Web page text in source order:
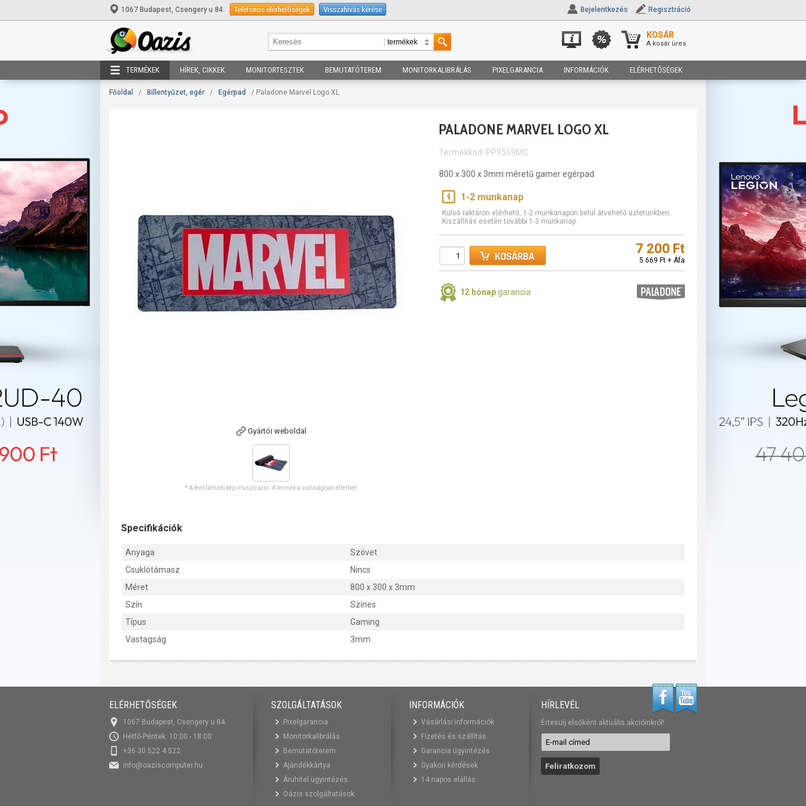
1067 Budapest, Csengery u 84. Telefonos elérhetőségek Visszahívás kérése Bejelentkezés Regisztráció
KOSÁR
A kosár üres.
TERMÉKEK HÍREK, CIKKEK MONITORTESZTEK BEMUTATÓTEREM MONITORKALIBRÁLÁS PIXELGARANCIA INFORMÁCIÓK ELÉRHETŐSÉGEK
Főoldal / Billentyűzet, egér / Egérpad / Paladone Marvel Logo XL
Gyártói weboldal
* A fent látható kép illusztráció. A termék a valóságban eltérhet.
PALADONE MARVEL LOGO XL
Termékkód: PP9519MC
800 x 300 x 3mm méretű gamer egérpad
1-2 munkanap
Külső raktáron elérhető, 1-2 munkanapon belül átvehető üzletünkben.
Kiszállítás esetén további 1-3 munkanap.
7 200 Ft
5 669 Ft + Áfa
12 hónapgarancia
Specifikációk
Anyaga
Szövet
Csuklótámasz
Nincs
Méret
800 x 300 x 3mm
Szín
Színes
Típus
Gaming
Vastagság
3mm
ELÉRHETŐSÉGEK
1067 Budapest, Csengery u 84.
Hétfő-Péntek: 10:00 - 18:00
+36 30 522 4 522
info@oaziscomputer.hu
SZOLGÁLTATÁSOK
Pixelgarancia
Monitorkalibrálás
Bemutatóterem
Ajándékkártya
Áruhitel ügyintézés
Oázis szolgáltatások
INFORMÁCIÓK
Vásárlási információk
Fizetés és szállítás
Garancia ügyintézés
Gyakori kérdések
14 napos elállás
HÍRLEVÉL
Értesülj elsőként aktuális akcióinkról!